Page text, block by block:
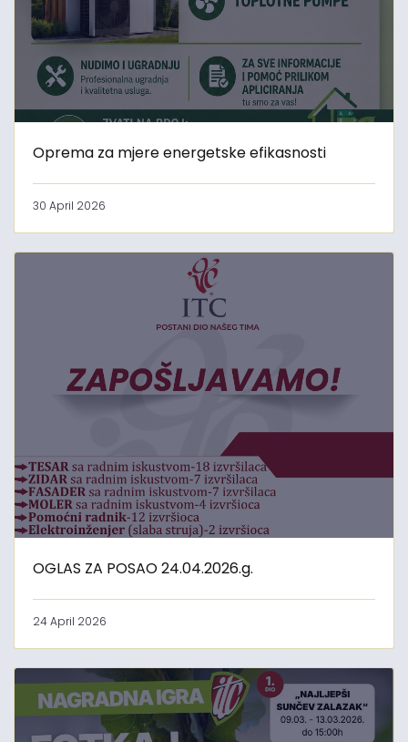
Oprema za mjere energetske efikasnosti
30 April 2026
OGLAS ZA POSAO 24.04.2026.g.
24 April 2026